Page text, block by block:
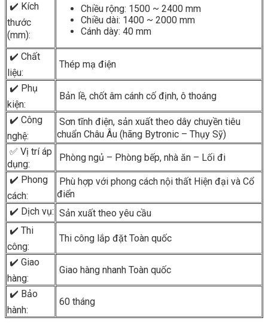
✔️ Kích
thước
(mm):
Chiều rộng: 1500 ~ 2400 mm
Chiều dài: 1400 ~ 2000 mm
Cánh dày: 40 mm
✔️ Chất
liệu:
Thép mạ điện
✔️ Phụ
kiện:
Bản lề, chốt âm cánh cố định, ô thoáng
✔️ Công
nghệ:
Sơn tĩnh điện, sản xuất theo dây chuyền tiêu
chuẩn Châu Âu (hãng Bytronic – Thụy Sỹ)
✅ Vị trí áp
dụng:
Phòng ngủ – Phòng bếp, nhà ăn – Lối đi
✔️ Phong
cách:
Phù hợp với phong cách nội thất Hiện đại và Cổ
điển
✔️ Dịch vụ: Sản xuất theo yêu cầu
✔️ Thi
công:
Thi công lắp đặt Toàn quốc
✔️ Giao
hàng:
Giao hàng nhanh Toàn quốc
✔️ Bảo
hành:
60 tháng